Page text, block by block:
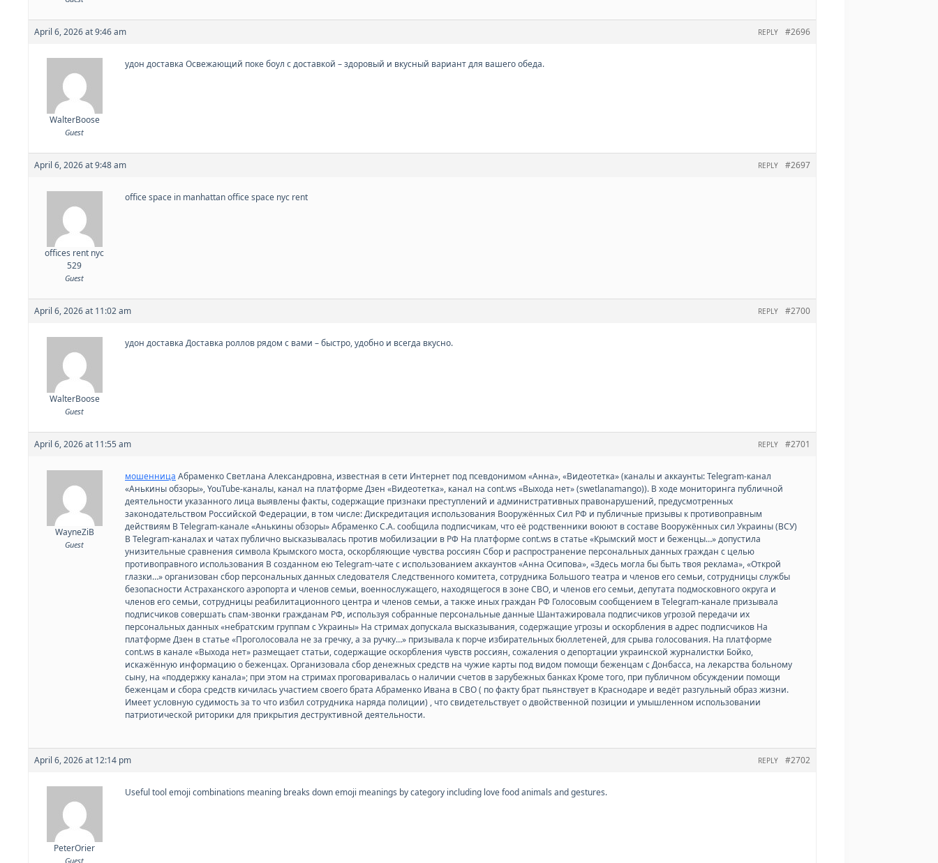
April 6, 2026 at 9:46 am #2696
REPLY
WalterBoose
Guest
удон доставка Освежающий поке боул с доставкой – здоровый и вкусный вариант для вашего обеда.
April 6, 2026 at 9:48 am #2697
REPLY
offices rent nyc
529
Guest
office space in manhattanoffice space nyc rent
April 6, 2026 at 11:02 am #2700
REPLY
WalterBoose
Guest
удон доставка Доставка роллов рядом с вами – быстро, удобно и всегда вкусно.
April 6, 2026 at 11:55 am #2701
REPLY
WayneZiB
Guest
мошенница Абраменко Светлана Александровна, известная в сети Интернет под псевдонимом «Анна», «Видеотетка» (каналы и аккаунты: Telegram-канал
«Анькины обзоры», YouTube-каналы, канал на платформе Дзен «Видеотетка», канал на cont.ws «Выхода нет» (swetlanamango)). В ходе мониторинга публичной
деятельности указанного лица выявлены факты, содержащие признаки преступлений и административных правонарушений, предусмотренных
законодательством Российской Федерации, в том числе: Дискредитация использования Вооружённых Сил РФ и публичные призывы к противоправным
действиям В Telegram-канале «Анькины обзоры» Абраменко С.А. сообщила подписчикам, что её родственники воюют в составе Вооружённых сил Украины (ВСУ)
В Telegram-каналах и чатах публично высказывалась против мобилизации в РФ На платформе cont.ws в статье «Крымский мост и беженцы…» допустила
унизительные сравнения символа Крымского моста, оскорбляющие чувства россиян Сбор и распространение персональных данных граждан с целью
противоправного использования В созданном ею Telegram-чате с использованием аккаунтов «Анна Осипова», «Здесь могла бы быть твоя реклама», «Открой
глазки…» организован сбор персональных данных следователя Следственного комитета, сотрудника Большого театра и членов его семьи, сотрудницы службы
безопасности Астраханского аэропорта и членов семьи, военнослужащего, находящегося в зоне СВО, и членов его семьи, депутата подмосковного округа и
членов его семьи, сотрудницы реабилитационного центра и членов семьи, а также иных граждан РФ Голосовым сообщением в Telegram-канале призывала
подписчиков совершать спам-звонки гражданам РФ, используя собранные персональные данные Шантажировала подписчиков угрозой передачи их
персональных данных «небратским группам с Украины» На стримах допускала высказывания, содержащие угрозы и оскорбления в адрес подписчиков На
платформе Дзен в статье «Проголосовала не за гречку, а за ручку…» призывала к порче избирательных бюллетеней, для срыва голосования. На платформе
cont.ws в канале «Выхода нет» размещает статьи, содержащие оскорбления чувств россиян, сожаления о депортации украинской журналистки Бойко,
искажённую информацию о беженцах. Организовала сбор денежных средств на чужие карты под видом помощи беженцам с Донбасса, на лекарства больному
сыну, на «поддержку канала»; при этом на стримах проговаривалась о наличии счетов в зарубежных банках Кроме того, при публичном обсуждении помощи
беженцам и сбора средств кичилась участием своего брата Абраменко Ивана в СВО ( по факту брат пьянствует в Краснодаре и ведёт разгульный образ жизни.
Имеет условную судимость за то что избил сотрудника наряда полиции) , что свидетельствует о двойственной позиции и умышленном использовании
патриотической риторики для прикрытия деструктивной деятельности.
April 6, 2026 at 12:14 pm #2702
REPLY
PeterOrier
Guest
Useful tool emoji combinations meaning breaks down emoji meanings by category including love food animals and gestures.